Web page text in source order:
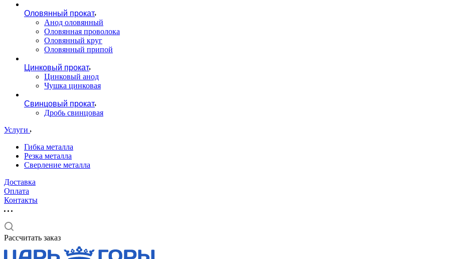
Оловянный прокат
Анод оловянный
Оловянная проволока
Оловянный круг
Оловянный припой
Цинковый прокат
Цинковый анод
Чушка цинковая
Свинцовый прокат
Дробь свинцовая
Услуги
Гибка металла
Резка металла
Сверление металла
Доставка
Оплата
Контакты
Рассчитать заказ